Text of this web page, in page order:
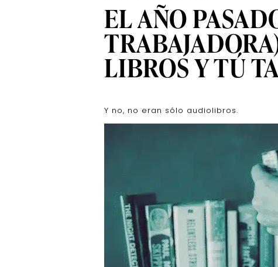
EL AÑO
LIBROS Y TÚ
Y no, no eran sólo audiolibros.